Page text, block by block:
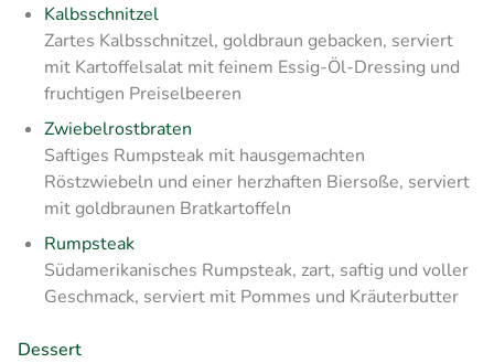
Kalbsschnitzel
Zartes Kalbsschnitzel, goldbraun gebacken, serviert
mit Kartoffelsalat mit feinem Essig-Öl-Dressing und
fruchtigen Preiselbeeren
Zwiebelrostbraten
Saftiges Rumpsteak mit hausgemachten
Röstzwiebeln und einer herzhaften Biersoße, serviert
mit goldbraunen Bratkartoffeln
Rumpsteak
Südamerikanisches Rumpsteak, zart, saftig und voller
Geschmack, serviert mit Pommes und Kräuterbutter
Dessert